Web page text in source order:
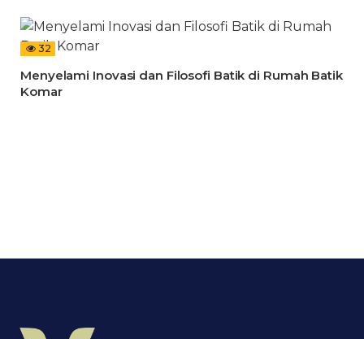
32
Menyelami Inovasi dan Filosofi Batik di Rumah Batik
Komar